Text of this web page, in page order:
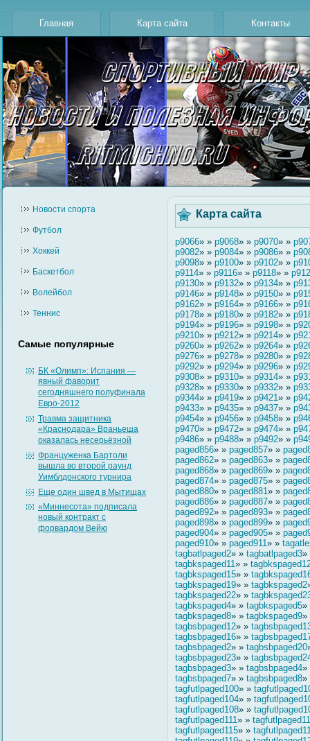
Главная Карта сайта Контакты
Новости cпорта
Футбол
Хоккей
Баскетбол
Волейбол
Теннис
Самые популярные
БК «Олимп»: Испания —
явный фаворит
сегодняшнего полуфинала
Евро-2012
Травма защитника
«Краснодара» Враньеша
оказалась несерьёзной
Француженка Бартоли
вышла во второй раунд
Уимблдонского турнира
Еще один швед в Мытищах
«Миннесота» подписала
новый контракт с
форвардом Вейю
Карта сайта
p9066» » p9068» » p9070» »
p9082» » p9084» » p9086» »
p9098» » p9100» » p9102» »
p9114» » p9116» » p9118» »
p9130» » p9132» » p9134» »
p9146» » p9148» » p9150» »
p9162» » p9164» » p9166» »
p9178» » p9180» » p9182» »
p9194» » p9196» » p9198» »
p9210» » p9212» » p9214» »
p9260» » p9262» » p9264» »
p9276» » p9278» » p9280» »
p9292» » p9294» » p9296» »
p9308» » p9310» » p9314» »
p9328» » p9330» » p9332» »
p9344» » p9419» » p9421» »
p9433» » p9435» » p9437» »
p9454» » p9456» » p9458» »
p9470» » p9472» » p9474» »
p9486» » p9488» » p9492» »
paged856» » paged857» »
paged862» » paged863» »
paged868» » paged869» »
paged874» » paged875» »
paged880» » paged881» »
paged886» » paged887» »
paged892» » paged893» »
paged898» » paged899» »
paged904» » paged905» »
paged910» » paged911» »
tagbatlpaged2» » tagbatlpaged3
tagbkspaged11» »
tagbkspaged15» »
tagbkspaged19» » tagbkspaged2
tagbkspaged22» »
tagbkspaged4» » tagbkspaged5
tagbkspaged8» » tagbkspaged9
tagbsbpaged12» »
tagbsbpaged16» »
tagbsbpaged2» » tagbsbpaged20
tagbsbpaged23» »
tagbsbpaged3» » tagbsbpaged4
tagbsbpaged7» » tagbsbpaged8
tagfutlpaged100» »
tagfutlpaged104» »
tagfutlpaged108» »
tagfutlpaged111» »
tagfutlpaged115» »